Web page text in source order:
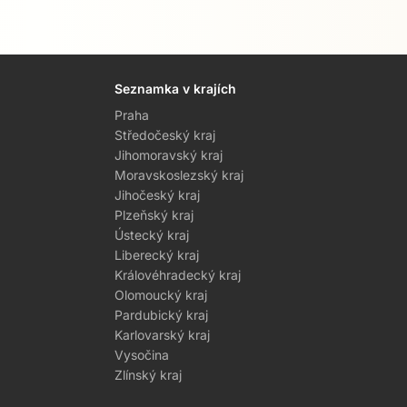
Seznamka v krajích
Praha
Středočeský kraj
Jihomoravský kraj
Moravskoslezský kraj
Jihočeský kraj
Plzeňský kraj
Ústecký kraj
Liberecký kraj
Královéhradecký kraj
Olomoucký kraj
Pardubický kraj
Karlovarský kraj
Vysočina
Zlínský kraj